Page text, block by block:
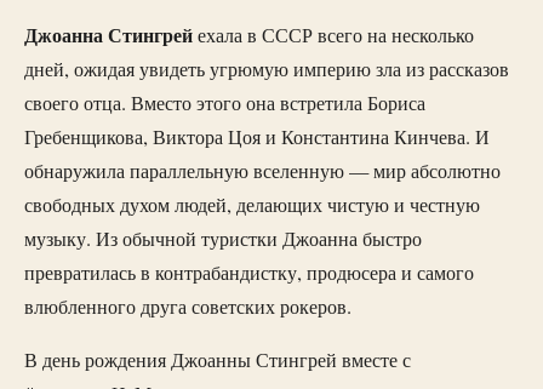
ДжоаннаСтингрейехала в СССР всего на несколько
дней, ожидая увидеть угрюмую империю зла из рассказов
своего отца. Вместо этого она встретила Бориса
Гребенщикова, Виктора Цоя и Константина Кинчева. И
обнаружила параллельную вселенную — мир абсолютно
свободных духом людей, делающих чистую и честную
музыку. Из обычной туристки Джоанна быстро
превратилась в контрабандистку, продюсера и самого
влюбленного друга советских рокеров.
В день рождения Джоанны Стингрей вместе с